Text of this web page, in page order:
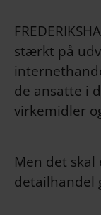
stærkt på
de ansatte i
virkemidler
Men det skal
detailhandel